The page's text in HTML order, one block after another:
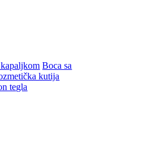
Boca sa
kutija
tegla